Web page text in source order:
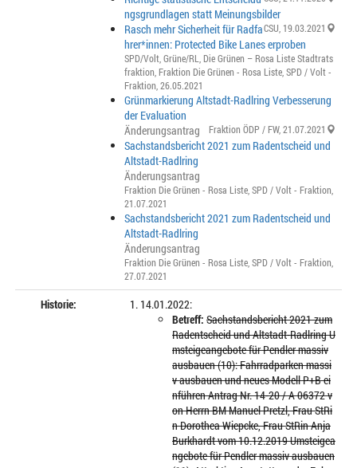
ngsgrundlagen statt Meinungsbilder
CSU , 19.03.2021
Rasch mehr Sicherheit für Radfa
hrer*innen: Protected Bike Lanes erproben
SPD/Volt Grüne/RL
Die Grünen – Rosa Liste Stadtrats
fraktion Fraktion Die Grünen - Rosa Liste SPD / Volt -
Fraktion , 26.05.2021
Grünmarkierung Altstadt-Radlring Verbesserung
der Evaluation
Änderungsantrag
Fraktion ÖDP / FW, 21.07.2021
Sachstandsbericht 2021 zum Radentscheid und
Altstadt-Radlring
Änderungsantrag
Fraktion Die Grünen - Rosa Liste SPD / Volt - Fraktion
21.07.2021
Sachstandsbericht 2021 zum Radentscheid und
Altstadt-Radlring
Änderungsantrag
Fraktion Die Grünen - Rosa Liste SPD / Volt - Fraktion
27.07.2021
Historie:
14.01.2022:
Betreff: Sachstandsbericht 2021 zum
Radentscheid und Altstadt-Radlring U
msteigeangebote für Pendler massiv
ausbauen (10): Fahrradparken massi
v ausbauen und neues Modell P+B ei
nführen Antrag Nr. 14-20 / A 06372 v
on Herrn BM Manuel Pretzl, Frau StRi
n Dorothea Wiepcke, Frau StRin Anja
Burkhardt vom 10.12.2019 Umsteigea
ngebote für Pendler massiv ausbauen